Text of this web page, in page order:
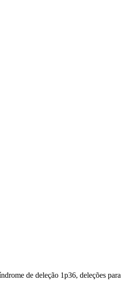
de deleção 1p36, deleções para